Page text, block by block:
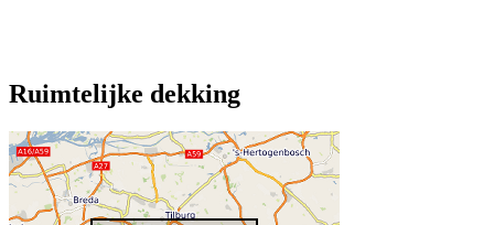
Ruimtelijke dekking